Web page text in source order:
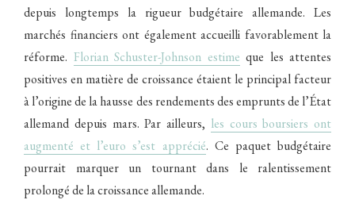
depuis longtemps la rigueur budgétaire allemande. Les
marchés financiers ont également accueilli favorablement la
réforme. Florian Schuster-Johnson estime que les attentes
positives en matière de croissance étaient le principal facteur
à l’origine de la hausse des rendements des emprunts de l’État
allemand depuis mars. Par ailleurs, les cours boursiers ont
augmenté et l’euro s’est apprécié. Ce paquet budgétaire
pourrait marquer un tournant dans le ralentissement
prolongé de la croissance allemande.